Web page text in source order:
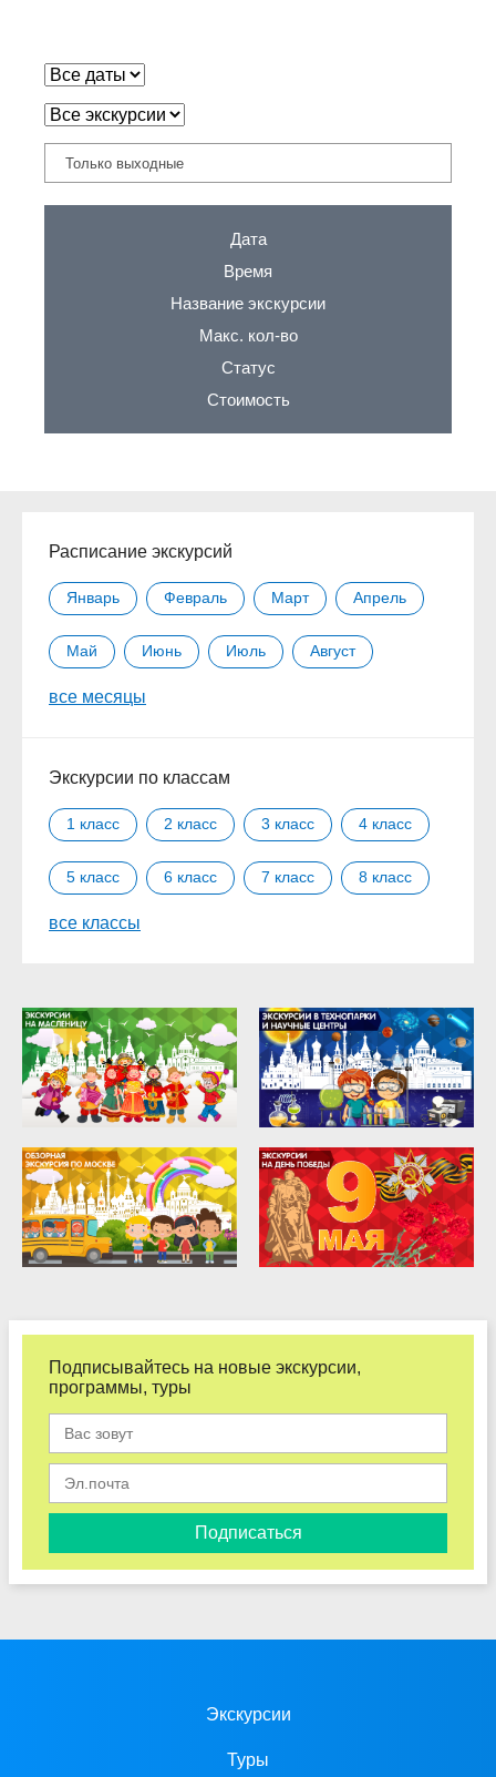
Только выходные
Дата
Время
Название экскурсии
Макс. кол-во
Статус
Стоимость
Расписание экскурсий
Январь Февраль Март Апрель
Май Июнь Июль Август
Сентябрь
все месяцы
Экскурсии по классам
1 класс 2 класс 3 класс 4 класс
5 класс 6 класс 7 класс 8 класс
9 класс
все классы
Подписывайтесь на новые экскурсии,
программы, туры
Подписаться
Экскурсии
Туры